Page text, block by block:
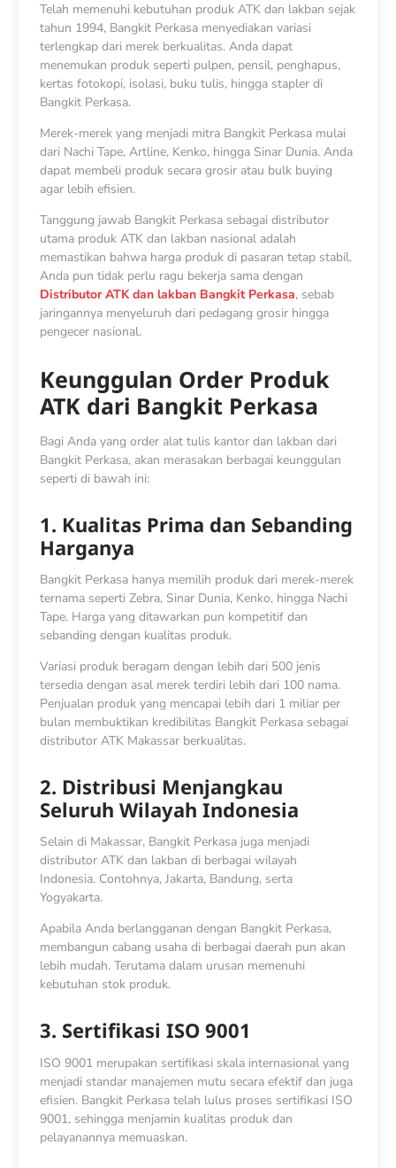
Telah memenuhi kebutuhan produk ATK dan lakban sejak
tahun 1994, Bangkit Perkasa menyediakan variasi
terlengkap dari merek berkualitas. Anda dapat
menemukan produk seperti pulpen, pensil, penghapus,
kertas fotokopi, isolasi, buku tulis, hingga stapler di
Bangkit Perkasa.
Merek-merek yang menjadi mitra Bangkit Perkasa mulai
dari Nachi Tape, Artline, Kenko, hingga Sinar Dunia. Anda
dapat membeli produk secara grosir atau bulk buying
agar lebih efisien.
Tanggung jawab Bangkit Perkasa sebagai distributor
utama produk ATK dan lakban nasional adalah
memastikan bahwa harga produk di pasaran tetap stabil.
Anda pun tidak perlu ragu bekerja sama dengan
Distributor ATK dan lakban Bangkit Perkasa, sebab
jaringannya menyeluruh dari pedagang grosir hingga
pengecer nasional.
Keunggulan Order Produk
ATK dari Bangkit Perkasa
Bagi Anda yang order alat tulis kantor dan lakban dari
Bangkit Perkasa, akan merasakan berbagai keunggulan
seperti di bawah ini:
1. Kualitas Prima dan Sebanding
Harganya
Bangkit Perkasa hanya memilih produk dari merek-merek
ternama seperti Zebra, Sinar Dunia, Kenko, hingga Nachi
Tape. Harga yang ditawarkan pun kompetitif dan
sebanding dengan kualitas produk.
Variasi produk beragam dengan lebih dari 500 jenis
tersedia dengan asal merek terdiri lebih dari 100 nama.
Penjualan produk yang mencapai lebih dari 1 miliar per
bulan membuktikan kredibilitas Bangkit Perkasa sebagai
distributor ATK Makassar berkualitas.
2. Distribusi Menjangkau
Seluruh Wilayah Indonesia
Selain di Makassar, Bangkit Perkasa juga menjadi
distributor ATK dan lakban di berbagai wilayah
Indonesia. Contohnya, Jakarta, Bandung, serta
Yogyakarta.
Apabila Anda berlangganan dengan Bangkit Perkasa,
membangun cabang usaha di berbagai daerah pun akan
lebih mudah. Terutama dalam urusan memenuhi
kebutuhan stok produk.
3. Sertifikasi ISO 9001
ISO 9001 merupakan sertifikasi skala internasional yang
menjadi standar manajemen mutu secara efektif dan juga
efisien. Bangkit Perkasa telah lulus proses sertifikasi ISO
9001, sehingga menjamin kualitas produk dan
pelayanannya memuaskan.